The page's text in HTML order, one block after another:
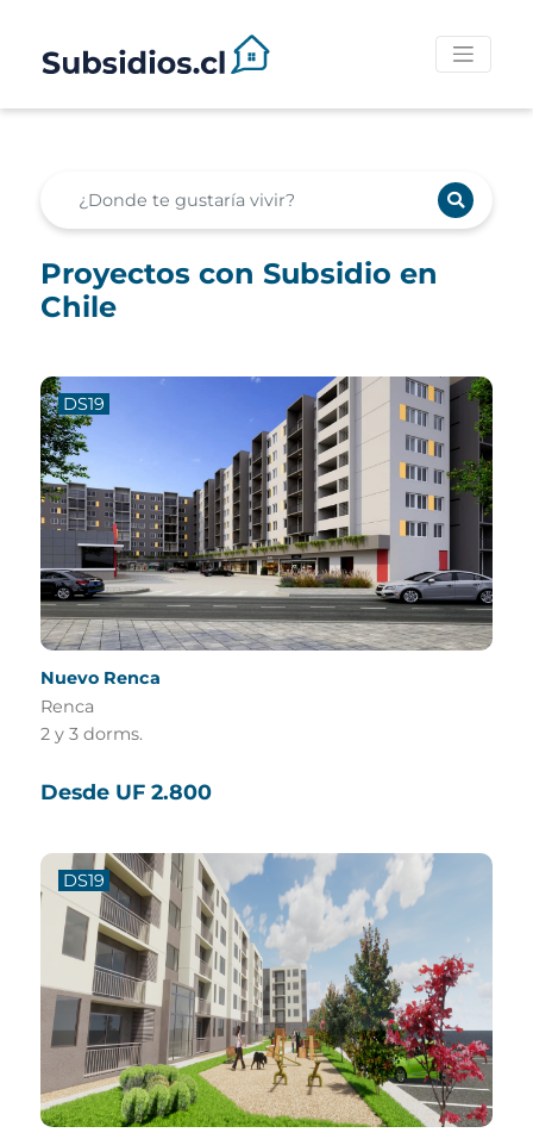
Proyectos con Subsidio en
Chile
DS19
Nuevo Renca
Renca
2 y 3 dorms.
Desde UF 2.800
DS19